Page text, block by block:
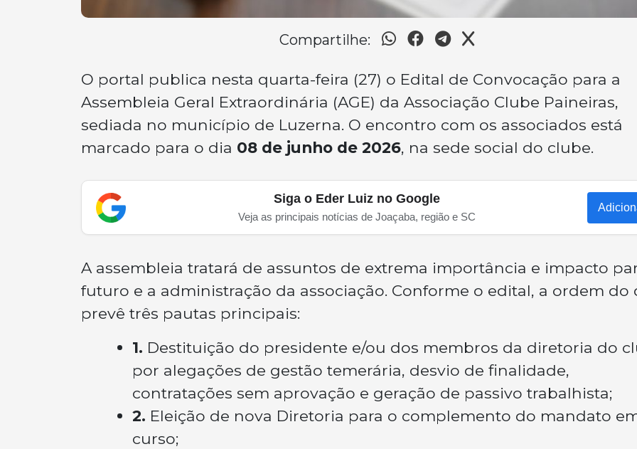
Compartilhe:
O portal publica nesta quarta-feira (27) o Edital de Convocação para a
Assembleia Geral Extraordinária (AGE) da Associação Clube Paineiras,
sediada no município de Luzerna. O encontro com os associados está
marcado para o dia 08 de junho de 2026, na sede social do clube.
Siga o Eder Luiz no Google
Veja as principais notícias de Joaçaba, região e SC
A assembleia tratará de assuntos de extrema importância e impacto
futuro e a administração da associação. Conforme o edital, a ordem do
prevê três pautas principais:
1. Destituição do presidente e/ou dos membros da diretoria do
por alegações de gestão temerária, desvio de finalidade,
contratações sem aprovação e geração de passivo trabalhista;
2. Eleição de nova Diretoria para o complemento do mandato
curso;